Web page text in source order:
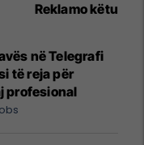
Reklamo këtu
në Telegrafi
të reja për
profesional